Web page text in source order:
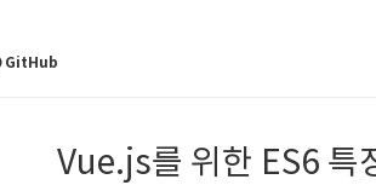
GitHub
Vue.js를 위한 ES6 특